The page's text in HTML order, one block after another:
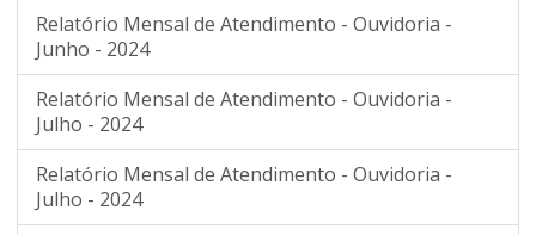
Relatório Mensal de Atendimento - Ouvidoria -
Junho - 2024
Relatório Mensal de Atendimento - Ouvidoria -
Julho - 2024
Relatório Mensal de Atendimento - Ouvidoria -
Julho - 2024